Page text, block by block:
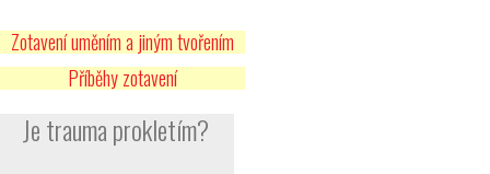
Zotavení uměním a jiným tvořením
Příběhy zotavení
Je trauma prokletím?